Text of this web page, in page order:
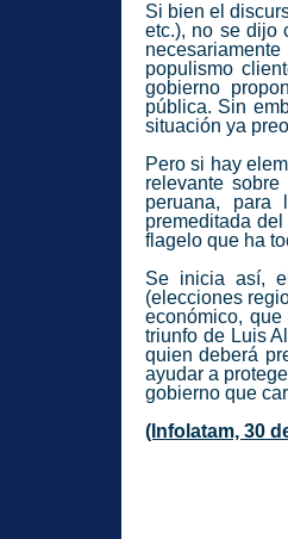
Si bien el
etc.), no se dijo
populismo
gobierno
pública. Sin
situación ya
Pero si hay
relevante
peruana, para
premeditada
flagelo que ha
Se inicia así,
(elecciones
económico,
triunfo de Luis
quien deberá
ayudar a
gobierno que
(Infolatam, 30